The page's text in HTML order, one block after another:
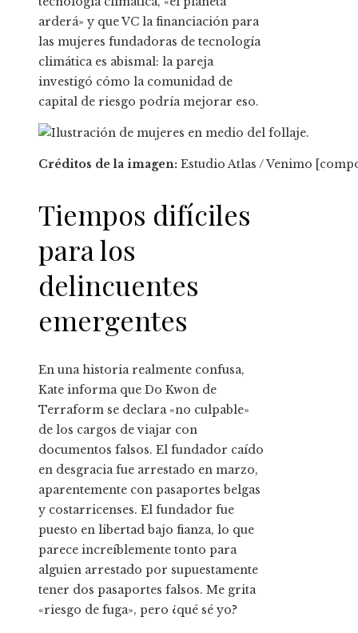
arderá» y que VC la financiación para
las mujeres fundadoras de tecnología
climática es abismal: la pareja
investigó cómo la comunidad de
capital de riesgo podría mejorar eso.
Créditos de la imagen: Estudio Atlas / Venimo
Tiempos difíciles
para los
delincuentes
emergentes
En una historia realmente confusa,
Kate informa que Do Kwon de
Terraform se declara «no culpable»
de los cargos de viajar con
documentos falsos. El fundador caído
en desgracia fue arrestado en marzo,
aparentemente con pasaportes belgas
y costarricenses. El fundador fue
puesto en libertad bajo fianza, lo que
parece increíblemente tonto para
alguien arrestado por supuestamente
tener dos pasaportes falsos. Me grita
«riesgo de fuga», pero ¿qué sé yo?